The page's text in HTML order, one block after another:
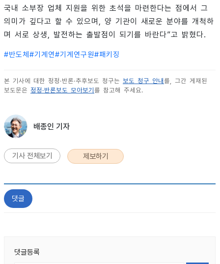
국내 소부장 업체 지원을 위한 초석을 마련한다는 점에서 그
의미가 깊다고 할 수 있으며, 양 기관이 새로운 분야를 개척하
며 서로 상생, 발전하는 출발점이 되기를 바란다”고 밝혔다.
#반도체 #기계연#기계연구원#패키징
본 기사에 대한 정정·반론·추후보도 청구는 보도 청구 안내 를, 그간 게재된
보도문은 정정·반론보도 모아보기 를 참고해 주세요.
배종인 기자
기사 전체보기 제보하기
댓글
댓글등록